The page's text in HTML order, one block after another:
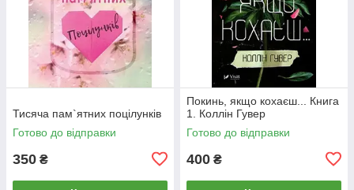
Тисяча пам`ятних поцілунків
Готово до відправки
350 ₴
Покинь, якщо кохаєш... Книга
1. Коллін Гувер
Готово до відправки
400 ₴